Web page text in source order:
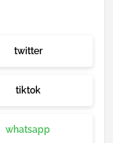
twitter
tiktok
whatsapp